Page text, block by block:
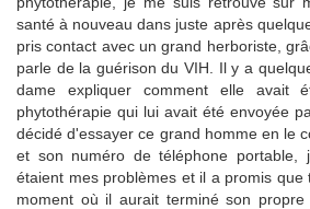
santé à nouveau dans juste après
pris contact avec un grand herboriste,
parle de la guérison du VIH. Il y a
dame expliquer comment elle avait
phytothérapie qui lui avait été envoyée
décidé d'essayer ce grand homme en le
et son numéro de téléphone portable,
étaient mes problèmes et il a promis que
moment où il aurait terminé son